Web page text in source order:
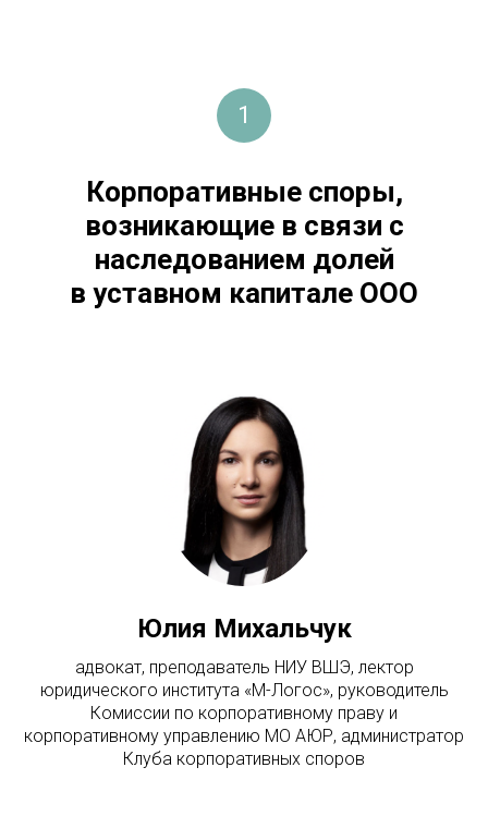
1
Корпоративные споры,
возникающие в связи с
наследованием долей
в уставном капитале ООО
Юлия Михальчук
адвокат, преподаватель НИУ ВШЭ, лектор
юридического института «М-Логос», руководитель
Комиссии по корпоративному праву и
корпоративному управлению МО АЮР, администратор
Клуба корпоративных споров